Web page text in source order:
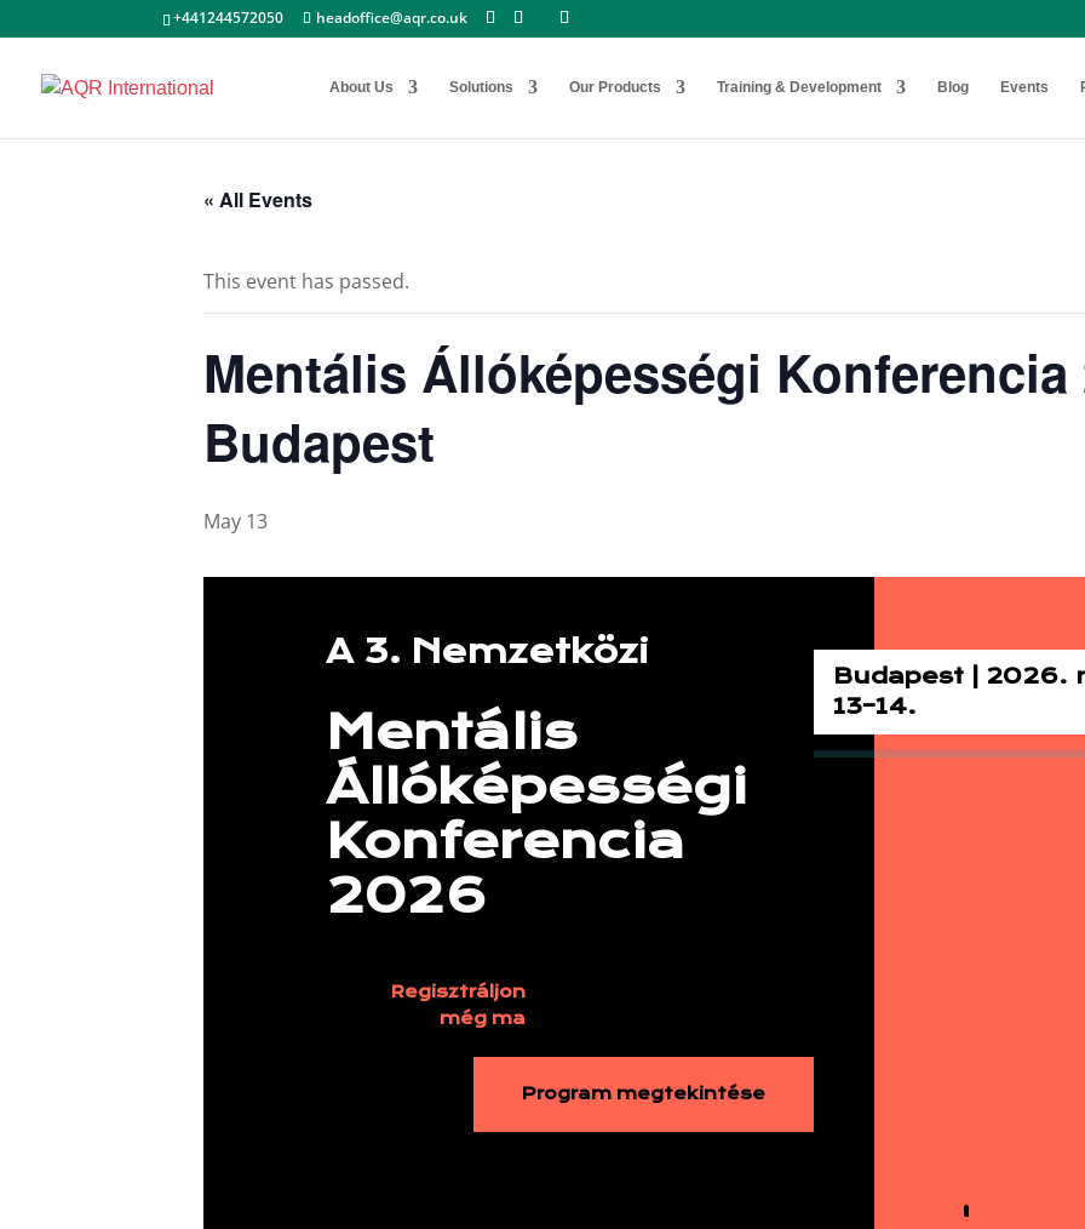
+441244572050 headoffice@aqr.co.uk
About Us Solutions Our Products Training & Development Blog Events
« All Events
This event has passed.
Mentális Állóképességi Konferencia
Budapest
May 13
A 3. Nemzetközi
Mentális
Állóképességi
Konferencia
2026
Regisztráljon
még ma
Budapest | 2026.
13–14.
Program megtekintése